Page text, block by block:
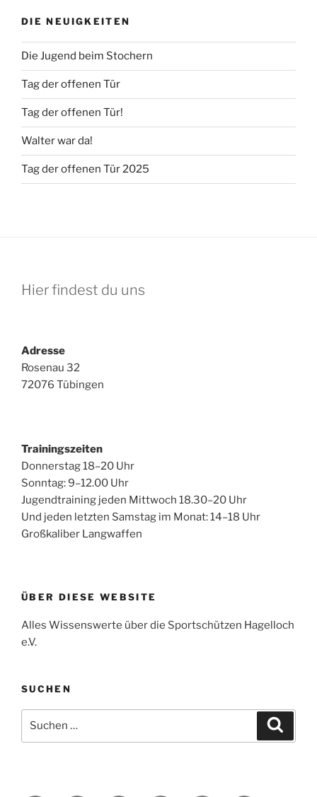
DIE NEUIGKEITEN
Die Jugend beim Stochern
Tag der offenen Tür
Tag der offenen Tür!
Walter war da!
Tag der offenen Tür 2025
Hier findest du uns
Adresse
Rosenau 32
72076 Tübingen
Trainingszeiten
Donnerstag 18–20 Uhr
Sonntag: 9–12.00 Uhr
Jugendtraining jeden Mittwoch 18.30–20 Uhr
Und jeden letzten Samstag im Monat: 14–18 Uhr
Großkaliber Langwaffen
ÜBER DIESE WEBSITE
Alles Wissenswerte über die Sportschützen Hagelloch
e.V.
SUCHEN
nach: